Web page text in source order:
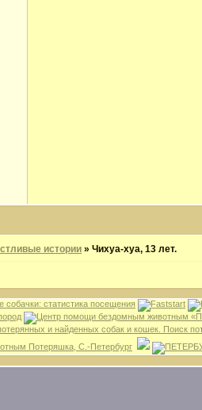
истории »Чихуа-хуа, 13 лет.